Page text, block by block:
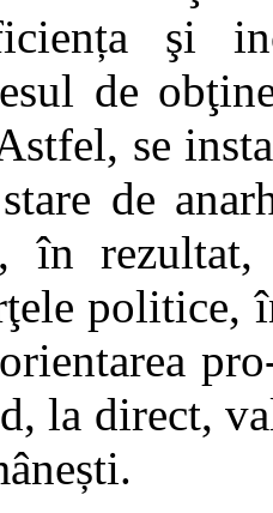
şi
de
se
de
în rezultat,
politice,
la direct,